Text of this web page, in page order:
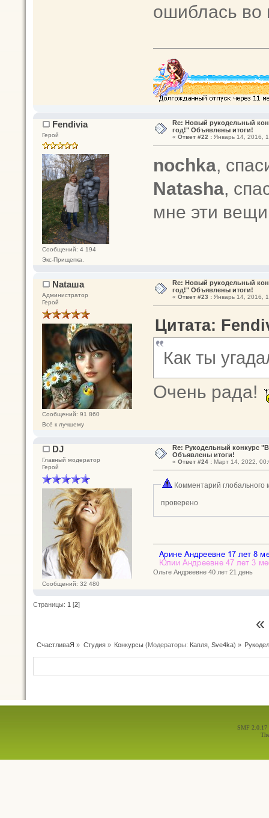
ошиблась
Fendivia
Герой
Сообщений: 4 194
Экс-Прищепка.
Re: Новый рукодельный
год!" Объявлены итоги!
« Ответ #22 :Январь 14, 2016,
nochka,
Natasha,
мне эти
Nataшa
Администратор
Герой
Сообщений: 91 860
Всё к лучшему
Re: Новый рукодельный
год!" Объявлены итоги!
« Ответ #23 :Январь 14, 2016,
Цитата:
Как ты
Очень рада!
DJ
Главный модератор
Герой
Сообщений: 32 480
Re: Рукодельный конкурс
Объявлены итоги!
« Ответ #24 :Март 14, 2022,
Комментарий глобального
проверено
Ольге Андреевне 40 лет 21 день
Страницы: 1 [2]
СчастливаЯ » Студия» Конкурсы(Модераторы: Капля, Sve4ka) »
SMF 2.0.17